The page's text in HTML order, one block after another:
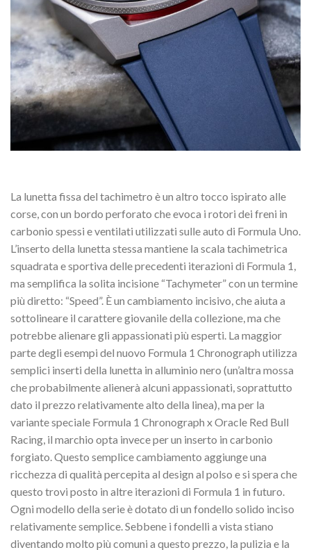
La lunetta fissa del tachimetro è un altro tocco ispirato alle
corse, con un bordo perforato che evoca i rotori dei freni in
carbonio spessi e ventilati utilizzati sulle auto di Formula Uno.
L’inserto della lunetta stessa mantiene la scala tachimetrica
squadrata e sportiva delle precedenti iterazioni di Formula 1,
ma semplifica la solita incisione “Tachymeter” con un termine
più diretto: “Speed”. È un cambiamento incisivo, che aiuta a
sottolineare il carattere giovanile della collezione, ma che
potrebbe alienare gli appassionati più esperti. La maggior
parte degli esempi del nuovo Formula 1 Chronograph utilizza
semplici inserti della lunetta in alluminio nero (un’altra mossa
che probabilmente alienerà alcuni appassionati, soprattutto
dato il prezzo relativamente alto della linea), ma per la
variante speciale Formula 1 Chronograph x Oracle Red Bull
Racing, il marchio opta invece per un inserto in carbonio
forgiato. Questo semplice cambiamento aggiunge una
ricchezza di qualità percepita al design al polso e si spera che
questo trovi posto in altre iterazioni di Formula 1 in futuro.
Ogni modello della serie è dotato di un fondello solido inciso
relativamente semplice. Sebbene i fondelli a vista stiano
diventando molto più comuni a questo prezzo, la pulizia e la